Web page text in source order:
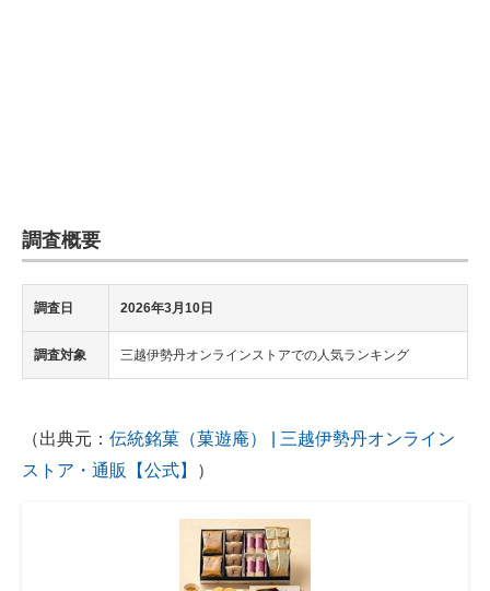
調査概要
調査日 2026年3月10日
調査対象 三越伊勢丹オンラインストアでの人気ランキング
（出典元： 伝統銘菓（菓遊庵） | 三越伊勢丹オンライン
ストア・通販【公式】
）